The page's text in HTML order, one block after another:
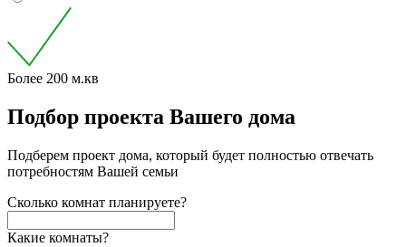
Более 200 м.кв
Подбор проекта Вашего дома
Подберем проект дома, который будет полностью отвечать
потребностям Вашей семьи
Сколько комнат планируете?
Какие комнаты?